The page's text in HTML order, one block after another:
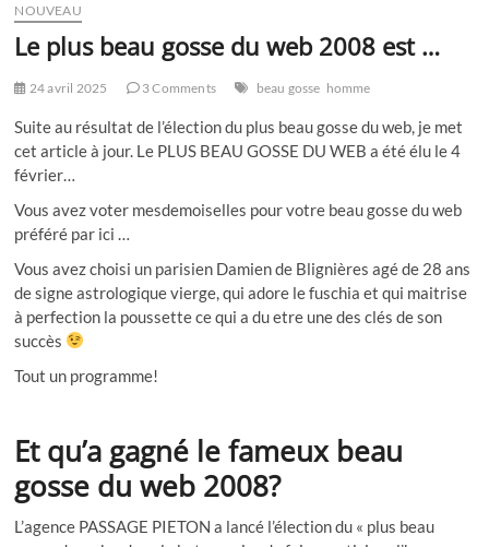
NOUVEAU
Le plus beau gosse du web 2008 est …
24 avril 2025 3 Comments beau gosse homme
Suite au résultat de l’élection du plus beau gosse du web, je met
cet article à jour. Le PLUS BEAU GOSSE DU WEB a été élu le 4
février…
Vous avez voter mesdemoiselles pour votre beau gosse du web
préféré par ici …
Vous avez choisi un parisien Damien de Blignières agé de 28 ans
de signe astrologique vierge, qui adore le fuschia et qui maitrise
à perfection la poussette ce qui a du etre une des clés de son
succès
Tout un programme!
Et qu’a gagné le fameux beau
gosse du web 2008?
L’agence PASSAGE PIETON a lancé l’élection du « plus beau